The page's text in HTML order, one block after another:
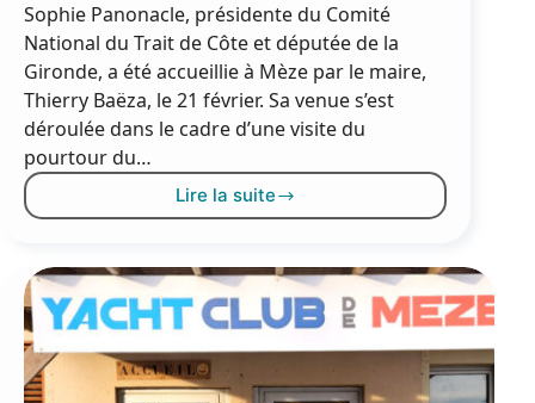
Sophie Panonacle, présidente du Comité
National du Trait de Côte et députée de la
Gironde, a été accueillie à Mèze par le maire,
Thierry Baëza, le 21 février. Sa venue s’est
déroulée dans le cadre d’une visite du
pourtour du…
Lire la suite
Visite
présidente
Comité
du